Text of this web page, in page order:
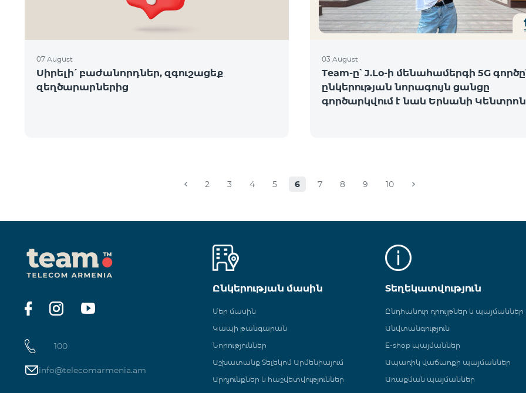
07 August
Սիրելի՛ բաժանորդներ, զգուշացեք
զեղծարարներից
03 August
Team-ը՝ J.Lo-ի մենահամերգի 5G
ընկերության նորագույն ցանցը
գործարկվում է նաև Երևանի
2 3 4 5 6 7 8 9 10
100
info@telecomarmenia.am
Ընկերության մասին
Մեր մասին
Կապի թանգարան
Նորություններ
Աշխատանք Տելեկոմ Արմենիայում
Արդյունքներ և հաշվետվություններ
Տեղեկատվություն
Ընդհանուր դրույթներ և պայմաններ
Անվտանգություն
E-shop պայմաններ
Ապառիկ վաճառքի պայմաններ
Առաքման պայմաններ